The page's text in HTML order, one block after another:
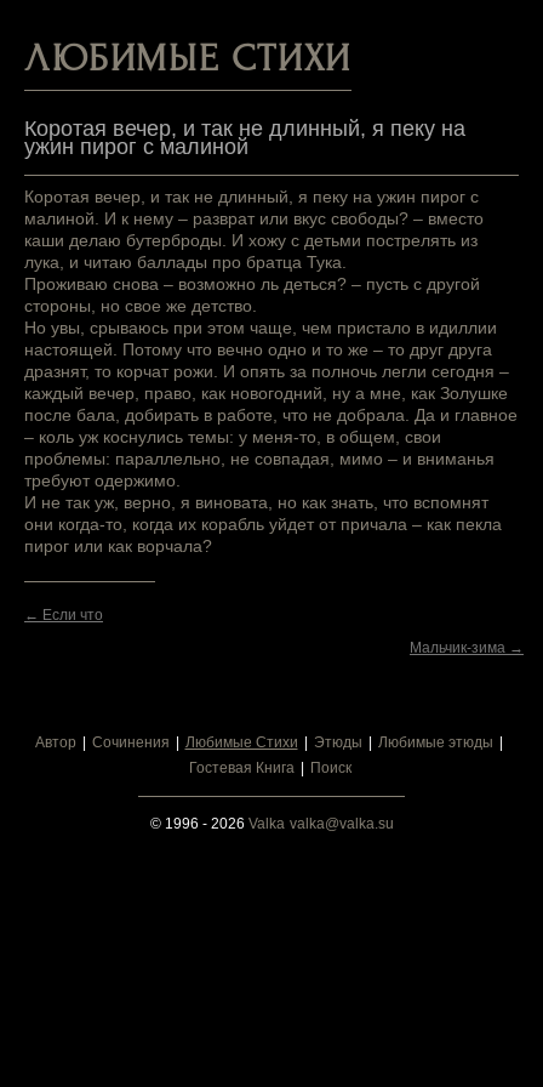
ЛЮБИМЫЕ СТИХИ
Коротая вечер, и так не длинный, я пеку на
ужин пирог с малиной
Коротая вечер, и так не длинный, я пеку на ужин пирог с
малиной. И к нему – разврат или вкус свободы? – вместо
каши делаю бутерброды. И хожу с детьми пострелять из
лука, и читаю баллады про братца Тука.
Проживаю снова – возможно ль деться? – пусть с другой
стороны, но свое же детство.
Но увы, срываюсь при этом чаще, чем пристало в идиллии
настоящей. Потому что вечно одно и то же – то друг друга
дразнят, то корчат рожи. И опять за полночь легли сегодня –
каждый вечер, право, как новогодний, ну а мне, как Золушке
после бала, добирать в работе, что не добрала. Да и главное
– коль уж коснулись темы: у меня-то, в общем, свои
проблемы: параллельно, не совпадая, мимо – и вниманья
требуют одержимо.
И не так уж, верно, я виновата, но как знать, что вспомнят
они когда-то, когда их корабль уйдет от причала – как пекла
пирог или как ворчала?
← Если что
Мальчик-зима →
Автор Сочинения Любимые Стихи Этюды
Любимые этюды
Гостевая Книга
Поиск
© 1996 - 2026 Valka valka@valka.su